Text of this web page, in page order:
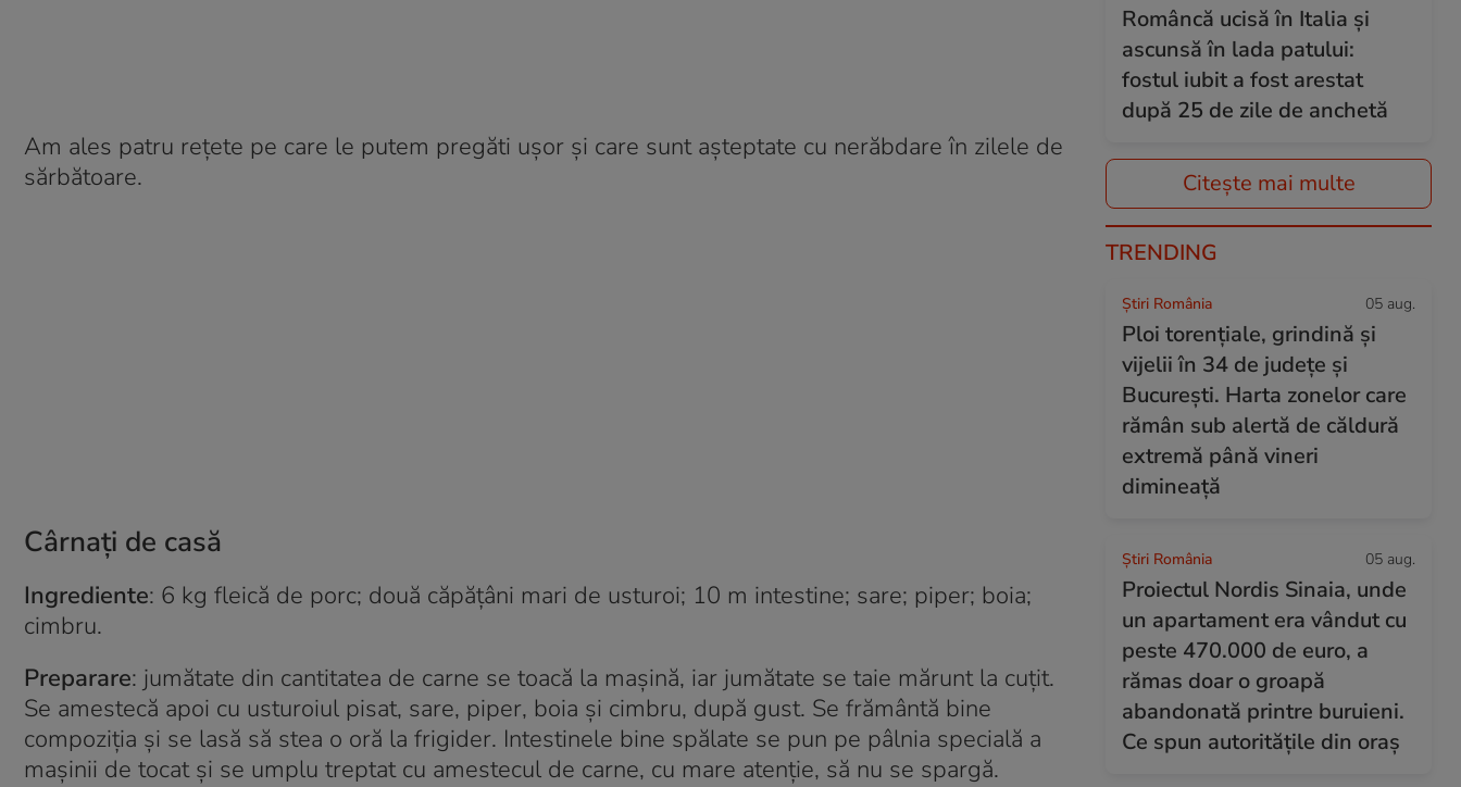
Am ales patru rețete pe care le putem pregăti ușor și care sunt așteptate cu nerăbdare în zilele de
sărbătoare.
Cârnaţi de casă
Ingrediente: 6 kg fleică de porc; două căpățâni mari de usturoi; 10 m intestine; sare; piper; boia;
cimbru.
Preparare: jumătate din cantitatea de carne se toacă la mașină, iar jumătate se taie mărunt la cuțit.
Se amestecă apoi cu usturoiul pisat, sare, piper, boia și cimbru, după gust. Se frământă bine
compoziția și se lasă să stea o oră la frigider. Intestinele bine spălate se pun pe pâlnia specială a
mașinii de tocat și se umplu treptat cu amestecul de carne, cu mare atenție, să nu se spargă.
Româncă ucisă în Italia și
ascunsă în lada patului:
fostul iubit a fost arestat
după 25 de zile de anchetă
Citește mai multe
TRENDING
Știri România 05 aug.
Ploi torențiale, grindină și
vijelii în 34 de județe și
București. Harta zonelor care
rămân sub alertă de căldură
extremă până vineri
dimineață
Știri România 05 aug.
Proiectul Nordis Sinaia, unde
un apartament era vândut cu
peste 470.000 de euro, a
rămas doar o groapă
abandonată printre buruieni.
Ce spun autoritățile din oraș